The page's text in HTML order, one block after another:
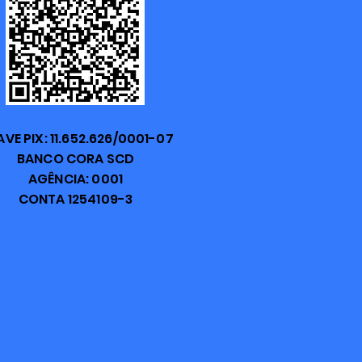
PIX: 11.652.626/0001-07
BANCO CORA SCD
AGÊNCIA: 0001
CONTA 1254109-3